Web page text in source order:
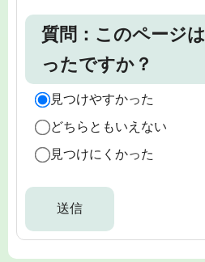
質問：このページ
ったですか？
見つけやすかった
どちらともいえない
見つけにくかった